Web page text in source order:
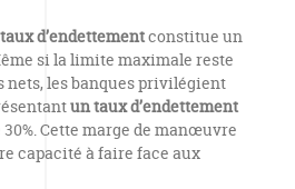
taux d’endettementconstitue un
si la limite maximale reste
nets, les banques privilégient
un taux d’endettement
Cette marge de manœuvre
capacité à faire face aux